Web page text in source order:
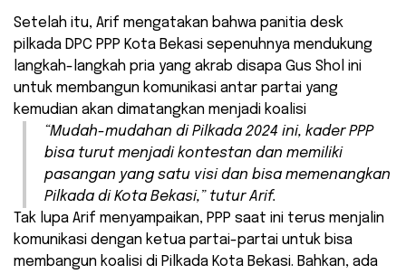
Setelah itu, Arif mengatakan bahwa panitia desk
pilkada DPC PPP Kota Bekasi sepenuhnya mendukung
langkah-langkah pria yang akrab disapa Gus Shol ini
untuk membangun komunikasi antar partai yang
kemudian akan dimatangkan menjadi koalisi
“Mudah-mudahan di Pilkada 2024 ini, kader PPP
bisa turut menjadi kontestan dan memiliki
pasangan yang satu visi dan bisa memenangkan
Pilkada di Kota Bekasi,” tutur Arif.
Tak lupa Arif menyampaikan, PPP saat ini terus menjalin
komunikasi dengan ketua partai-partai untuk bisa
membangun koalisi di Pilkada Kota Bekasi. Bahkan, ada